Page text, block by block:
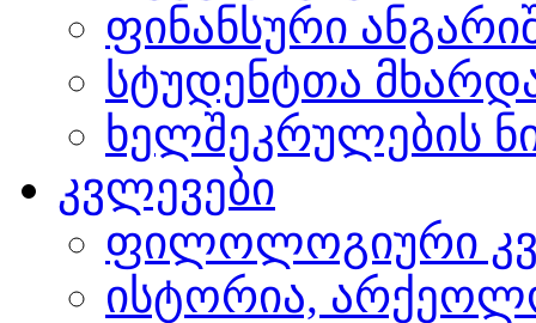
ფინანსური
სტუდენტთა
ხელშეკრულების
კვლევები
ფილოლოგიური
ისტორია,